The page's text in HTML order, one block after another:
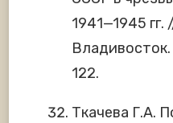
1941—1945
122.
Ткачева Г.А.